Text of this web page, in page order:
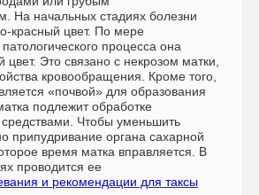
На начальных стадиях болезни
красный цвет. По мере
процесса она
цвет. Это связано с некрозом матки,
кровообращения. Кроме того,
«почвой» для образования
подлежит обработке
средствами. Чтобы уменьшить
припудривание органа сахарной
время матка вправляется. В
проводится ее
и рекомендации для таксы